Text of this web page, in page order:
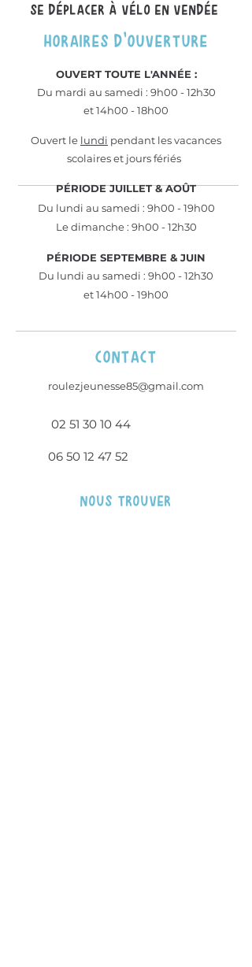
Se dÉplacer À vÉlo en vendÉe
HORAIRES D'OUVERTURE
OUVERT TOUTE L'ANNÉE :
Du mardi au samedi : 9h00 - 12h30
et 14h00 - 18h00
Ouvert le lundi pendant les vacances
scolaires et jours fériés
PÉRIODE JUILLET & AOÛT
Du lundi au samedi : 9h00 - 19h00
Le dimanche : 9h00 - 12h30
PÉRIODE SEPTEMBRE & JUIN
​Du lundi au samedi : 9h00 - 12h30
et 14h00 - 19h00
contact
roulezjeunesse85@gmail.com
02 51 30 10 44
06 50 12 47 52
Nous trouver